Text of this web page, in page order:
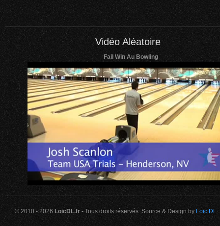
Vidéo Aléatoire
Fail Win Au Bowling
© 2010 - 2026 LoicDL.fr- Tous droits réservés. Source & Design byLoic DL